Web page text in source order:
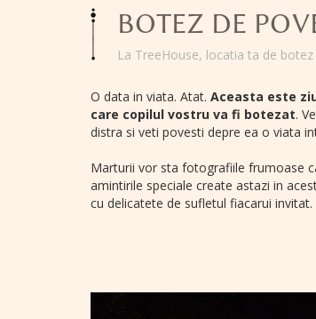
BOTEZ DE
La TreeHouse, locatia ta de
O data in viata. Atat. Aceasta este
care copilul vostru va fi botezat.
distra si veti povesti depre ea o viata
Marturii vor sta fotografiile frumoase
amintirile speciale create astazi in
cu delicatete de sufletul fiacarui invitat.